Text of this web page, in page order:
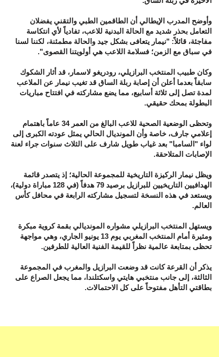
وأوضح المدرب الإيطالي أن الطاقمين الطبي والتقني يفضلان
التعامل بحذر شديد مع الحالة البدنية للاعب، تفادياً لأي انتكاسة
مفاجئة، قائلاً: "نيمار يتعافى بشكل جيد والحالة مطمئنة، لكننا لسنا
في سباق مع الزمن؛ فسلامة اللاعب هي أولويتنا القصوى".
وكان طبيب المنتخب البرازيلي، رودريغو لاسمار، قد أثار الشكوك
سابقاً بعدما أعلن أن إصابة ربلة الساق قد تغيب نيمار عن الملاعب
لمدة تصل إلى ثلاثة أسابيع، مما يضع مشاركته في افتتاح مباريات
البطولة بمحك حقيقي.
وتحظى الوضعية الصحية للاعب البالغ من العمر 34 عاماً باهتمام
إعلامي جارف، خاصة وأن المونديال الحالي يمثل عودته الكبرى إلى
لواء "السامبا" بعد غياب طويل شارف على الثلاث سنوات جراء لعنة
الإصابات المتلاحقة.
ويظل نيمار الركيزة التاريخية للمجموعة الحالية؛ إذ يتصدر قائمة
الهدافيين التاريخيين للبرازيل برصيد 79 هدفاً (في 128 مباراة دولية)،
ويستعد في هذه النسخة لتسجيل مشاركته الرابعة في محافل كأس
العالم.
ويستهل المنتخب البرازيلي مشواره المونديالي بقمة كروية مبكرة
ومثيرة أمام المنتخب المغربي يوم 13 يونيو الجاري، وهي مواجهة
تحظى بمتابعة عالمية نظراً للقيمة الفنية العالية للطرفين.
يذكر أن القرعة كانت قد وضعت البرازيل والمغرب في المجموعة
الثالثة، إلى جانب منتخبي هايتي واسكتلندا، مما يجعل الصراع على
بطاقتي التأهل مفتوحاً على كل الاحتمالات.